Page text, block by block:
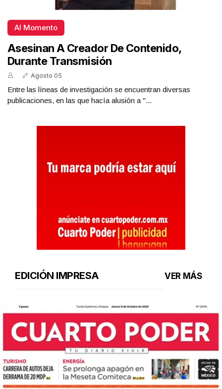
Al Momento
Asesinan A Creador De Contenido,
Durante Transmisión
Agosto 05
Entre las líneas de investigación se encuentran diversas
publicaciones, en las que hacía alusión a "...
EDICIÓN IMPRESA VER MÁS